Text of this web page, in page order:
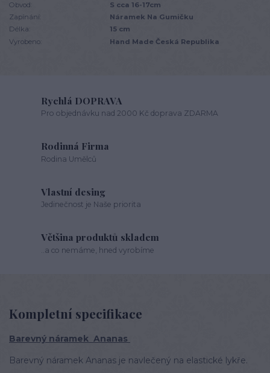
Obvod:
S cca 16-17cm
Zapínání:
Náramek Na Gumičku
Délka:
15 cm
Vyrobeno:
Hand Made Česká Republika
Rychlá DOPRAVA
Pro objednávku nad 2000 Kč doprava ZDARMA
Rodinná Firma
Rodina Umělců
Vlastní desing
Jedinečnost je Naše priorita
Většina produktů skladem
..a co nemáme, hned vyrobíme
Kompletní specifikace
Barevný náramek Ananas
Barevný náramek Ananas je navlečený na elastické lykře.